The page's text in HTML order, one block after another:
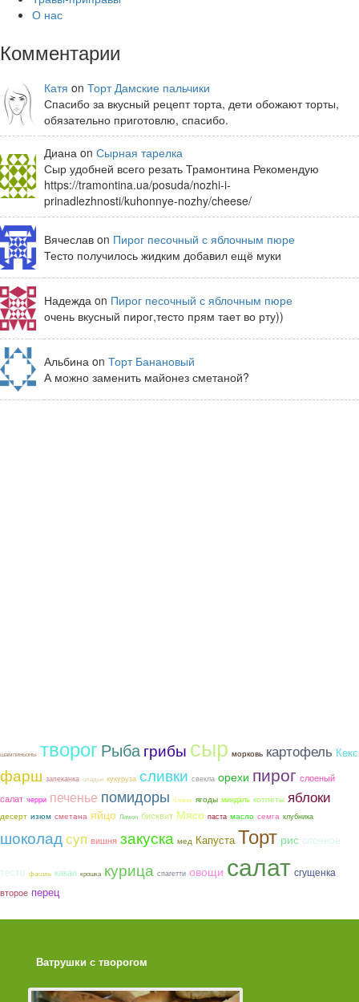
О нас
Комментарии
Катя on Торт Дамские пальчики
Спасибо за вкусный рецепт торта, дети обожают торты,
обязательно приготовлю, спасибо.
Диана on Сырная тарелка
Сыр удобней всего резать Трамонтина Рекомендую
https://tramontina.ua/posuda/nozhi-i-
prinadlezhnosti/kuhonnye-nozhy/cheese/
Вячеслав on Пирог песочный с яблочным пюре
Тесто получилось жидким добавил ещё муки
Надежда on Пирог песочный с яблочным пюре
очень вкусный пирог,тесто прям тает во рту))
Альбина on Торт Банановый
А можно заменить майонез сметаной?
шампиньоны творог Рыбагрибы сыр морковь картофель Кекс
фарш запеканка оладьи кукуруза сливки свекла орехи пирог слоеный
салат черри печенье помидоры блины ягоды миндаль котлеты яблоки
десерт изюм сметана яйцо Лимон бисквит Мясо паста масло семга клубника
шоколадсуп вишня закуска мед Капуста Торт рис слоеное
тесто фасоль какао крошка курица спагетти овощи салат сгущенка
второе перец
Ватрушки с творогом